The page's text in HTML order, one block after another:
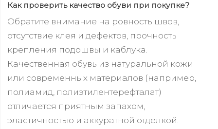
Как проверить качество обуви при покупке?
Обратите внимание на ровность швов,
отсутствие клея и дефектов, прочность
крепления подошвы и каблука.
Качественная обувь из натуральной кожи
или современных материалов (например,
полиамид, полиэтилентерефталат)
отличается приятным запахом,
эластичностью и аккуратной отделкой.